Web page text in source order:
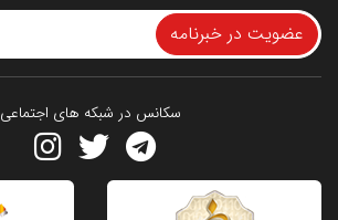
عضویت در خبرنامه
سکانس در شبکه های اجتماعی